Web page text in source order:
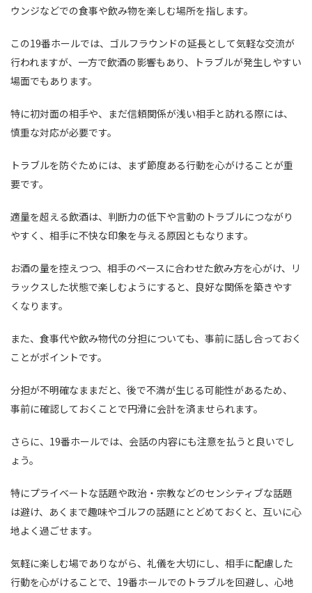
ウンジなどでの食事や飲み物を楽しむ場所を指します。
この19番ホールでは、ゴルフラウンドの延長として気軽な交流が
行われますが、一方で飲酒の影響もあり、トラブルが発生しやすい
場面でもあります。
特に初対面の相手や、まだ信頼関係が浅い相手と訪れる際には、
慎重な対応が必要です。
トラブルを防ぐためには、まず節度ある行動を心がけることが重
要です。
適量を超える飲酒は、判断力の低下や言動のトラブルにつながり
やすく、相手に不快な印象を与える原因ともなります。
お酒の量を控えつつ、相手のペースに合わせた飲み方を心がけ、リ
ラックスした状態で楽しむようにすると、良好な関係を築きやす
くなります。
また、食事代や飲み物代の分担についても、事前に話し合っておく
ことがポイントです。
分担が不明確なままだと、後で不満が生じる可能性があるため、
事前に確認しておくことで円滑に会計を済ませられます。
さらに、19番ホールでは、会話の内容にも注意を払うと良いでし
ょう。
特にプライベートな話題や政治・宗教などのセンシティブな話題
は避け、あくまで趣味やゴルフの話題にとどめておくと、互いに心
地よく過ごせます。
気軽に楽しむ場でありながら、礼儀を大切にし、相手に配慮した
行動を心がけることで、19番ホールでのトラブルを回避し、心地